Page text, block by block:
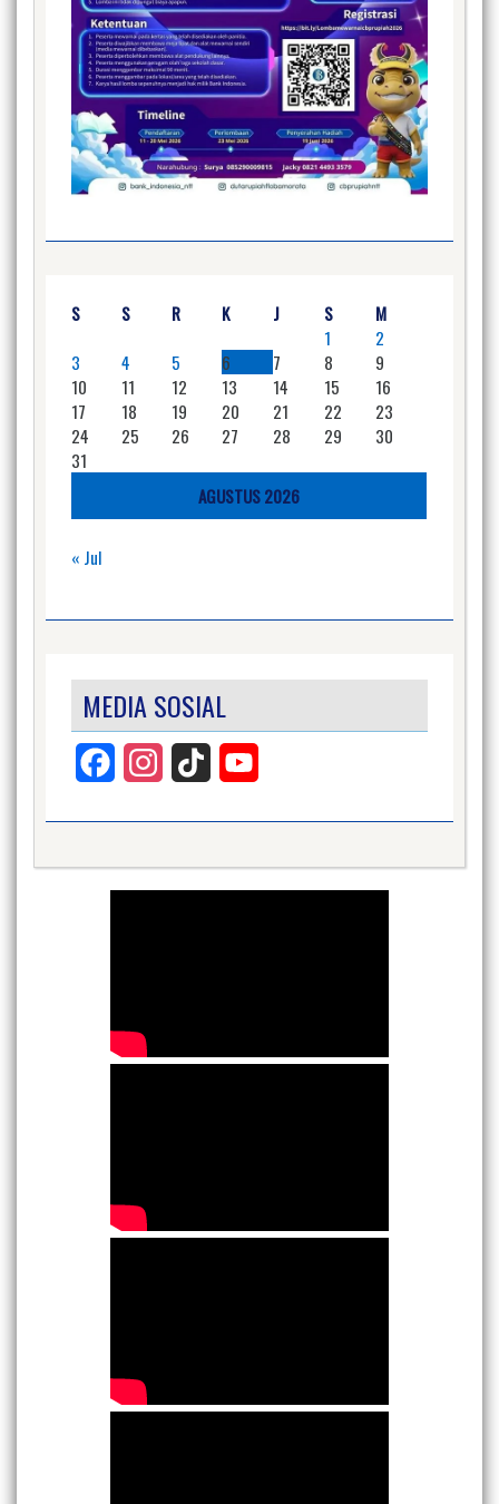
AGUSTUS 2026
S S R K J S
M
1
2
3
4 5 6 7 8
9
10
11 12 13 14 15
16
17
18 19 20 21 22
23
24
25 26 27 28 29
30
31
« Jul
MEDIA SOSIAL
Facebook InstagramTikTok